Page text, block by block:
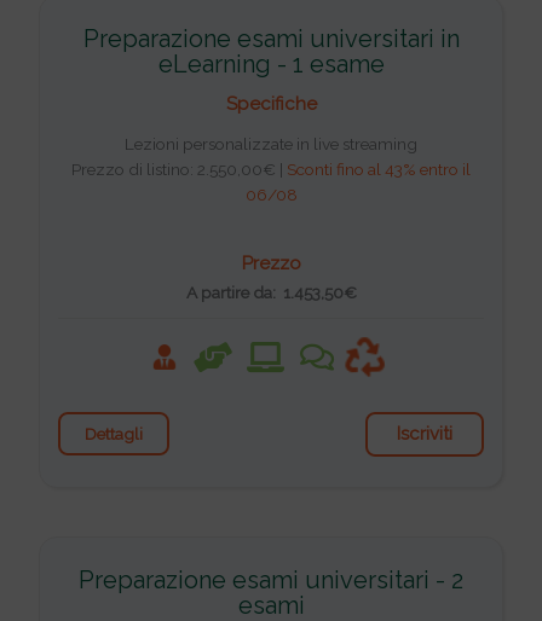
Preparazione esami universitari in
eLearning - 1 esame
Specifiche
Lezioni personalizzate in live streaming
Prezzo di listino: 2.550,00€ | Sconti fino al 43% entro il
06/08
Prezzo
A partire da: 1.453,50€
Dettagli Iscriviti
Preparazione esami universitari - 2
esami